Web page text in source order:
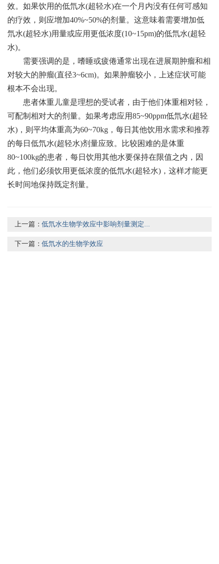
效。如果饮用的低氘水(超轻水)在一个月内没有任何可感知
的疗效，则应增加40%~50%的剂量。这意味着需要增加低
氘水(超轻水)用量或应用更低浓度(10~15pm)的低氘水(超轻
水)。
需要强调的是，嗜睡或疲倦通常出现在进展期肿瘤和相
对较大的肿瘤(直径3~6cm)。如果肿瘤较小，上述症状可能
根本不会出现。
患者体重儿童是理想的受试者，由于他们体重相对轻，
可配制相对大的剂量。如果考虑应用85~90ppm低氘水(超轻
水)，则平均体重高为60~70kg，每日其他饮用水需求和推荐
的每日低氘水(超轻水)剂量应致。比较困难的是体重
80~100kg的患者，每日饮用其他水要保持在限值之内，因
此，他们必须饮用更低浓度的低氘水(超轻水)，这样才能更
长时间地保持既定剂量。
上一篇：低氘水生物学效应中影响剂量测定...
下一篇：低氘水的生物学效应